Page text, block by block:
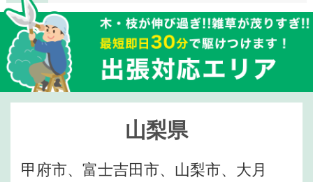
山梨県
甲府市、富士吉田市、山梨市、大月